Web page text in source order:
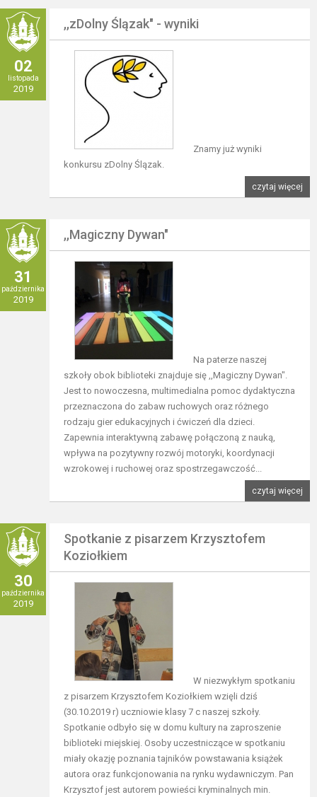
02
listopada
2019
,,zDolny Ślązak" - wyniki
Znamy już wyniki
konkursu zDolny Ślązak.
czytaj więcej
31
października
2019
,,Magiczny Dywan"
Na paterze naszej
szkoły obok biblioteki znajduje się ,,Magiczny Dywan".
Jest to nowoczesna, multimedialna pomoc dydaktyczna
przeznaczona do zabaw ruchowych oraz różnego
rodzaju gier edukacyjnych i ćwiczeń dla dzieci.
Zapewnia interaktywną zabawę połączoną z nauką,
wpływa na pozytywny rozwój motoryki, koordynacji
wzrokowej i ruchowej oraz spostrzegawczość...
czytaj więcej
30
października
2019
Spotkanie z pisarzem Krzysztofem
Koziołkiem
W niezwykłym spotkaniu
z pisarzem Krzysztofem Koziołkiem wzięli dziś
(30.10.2019 r) uczniowie klasy 7 c naszej szkoły.
Spotkanie odbyło się w domu kultury na zaproszenie
biblioteki miejskiej. Osoby uczestniczące w spotkaniu
miały okazję poznania tajników powstawania książek
autora oraz funkcjonowania na rynku wydawniczym. Pan
Krzysztof jest autorem powieści kryminalnych min.